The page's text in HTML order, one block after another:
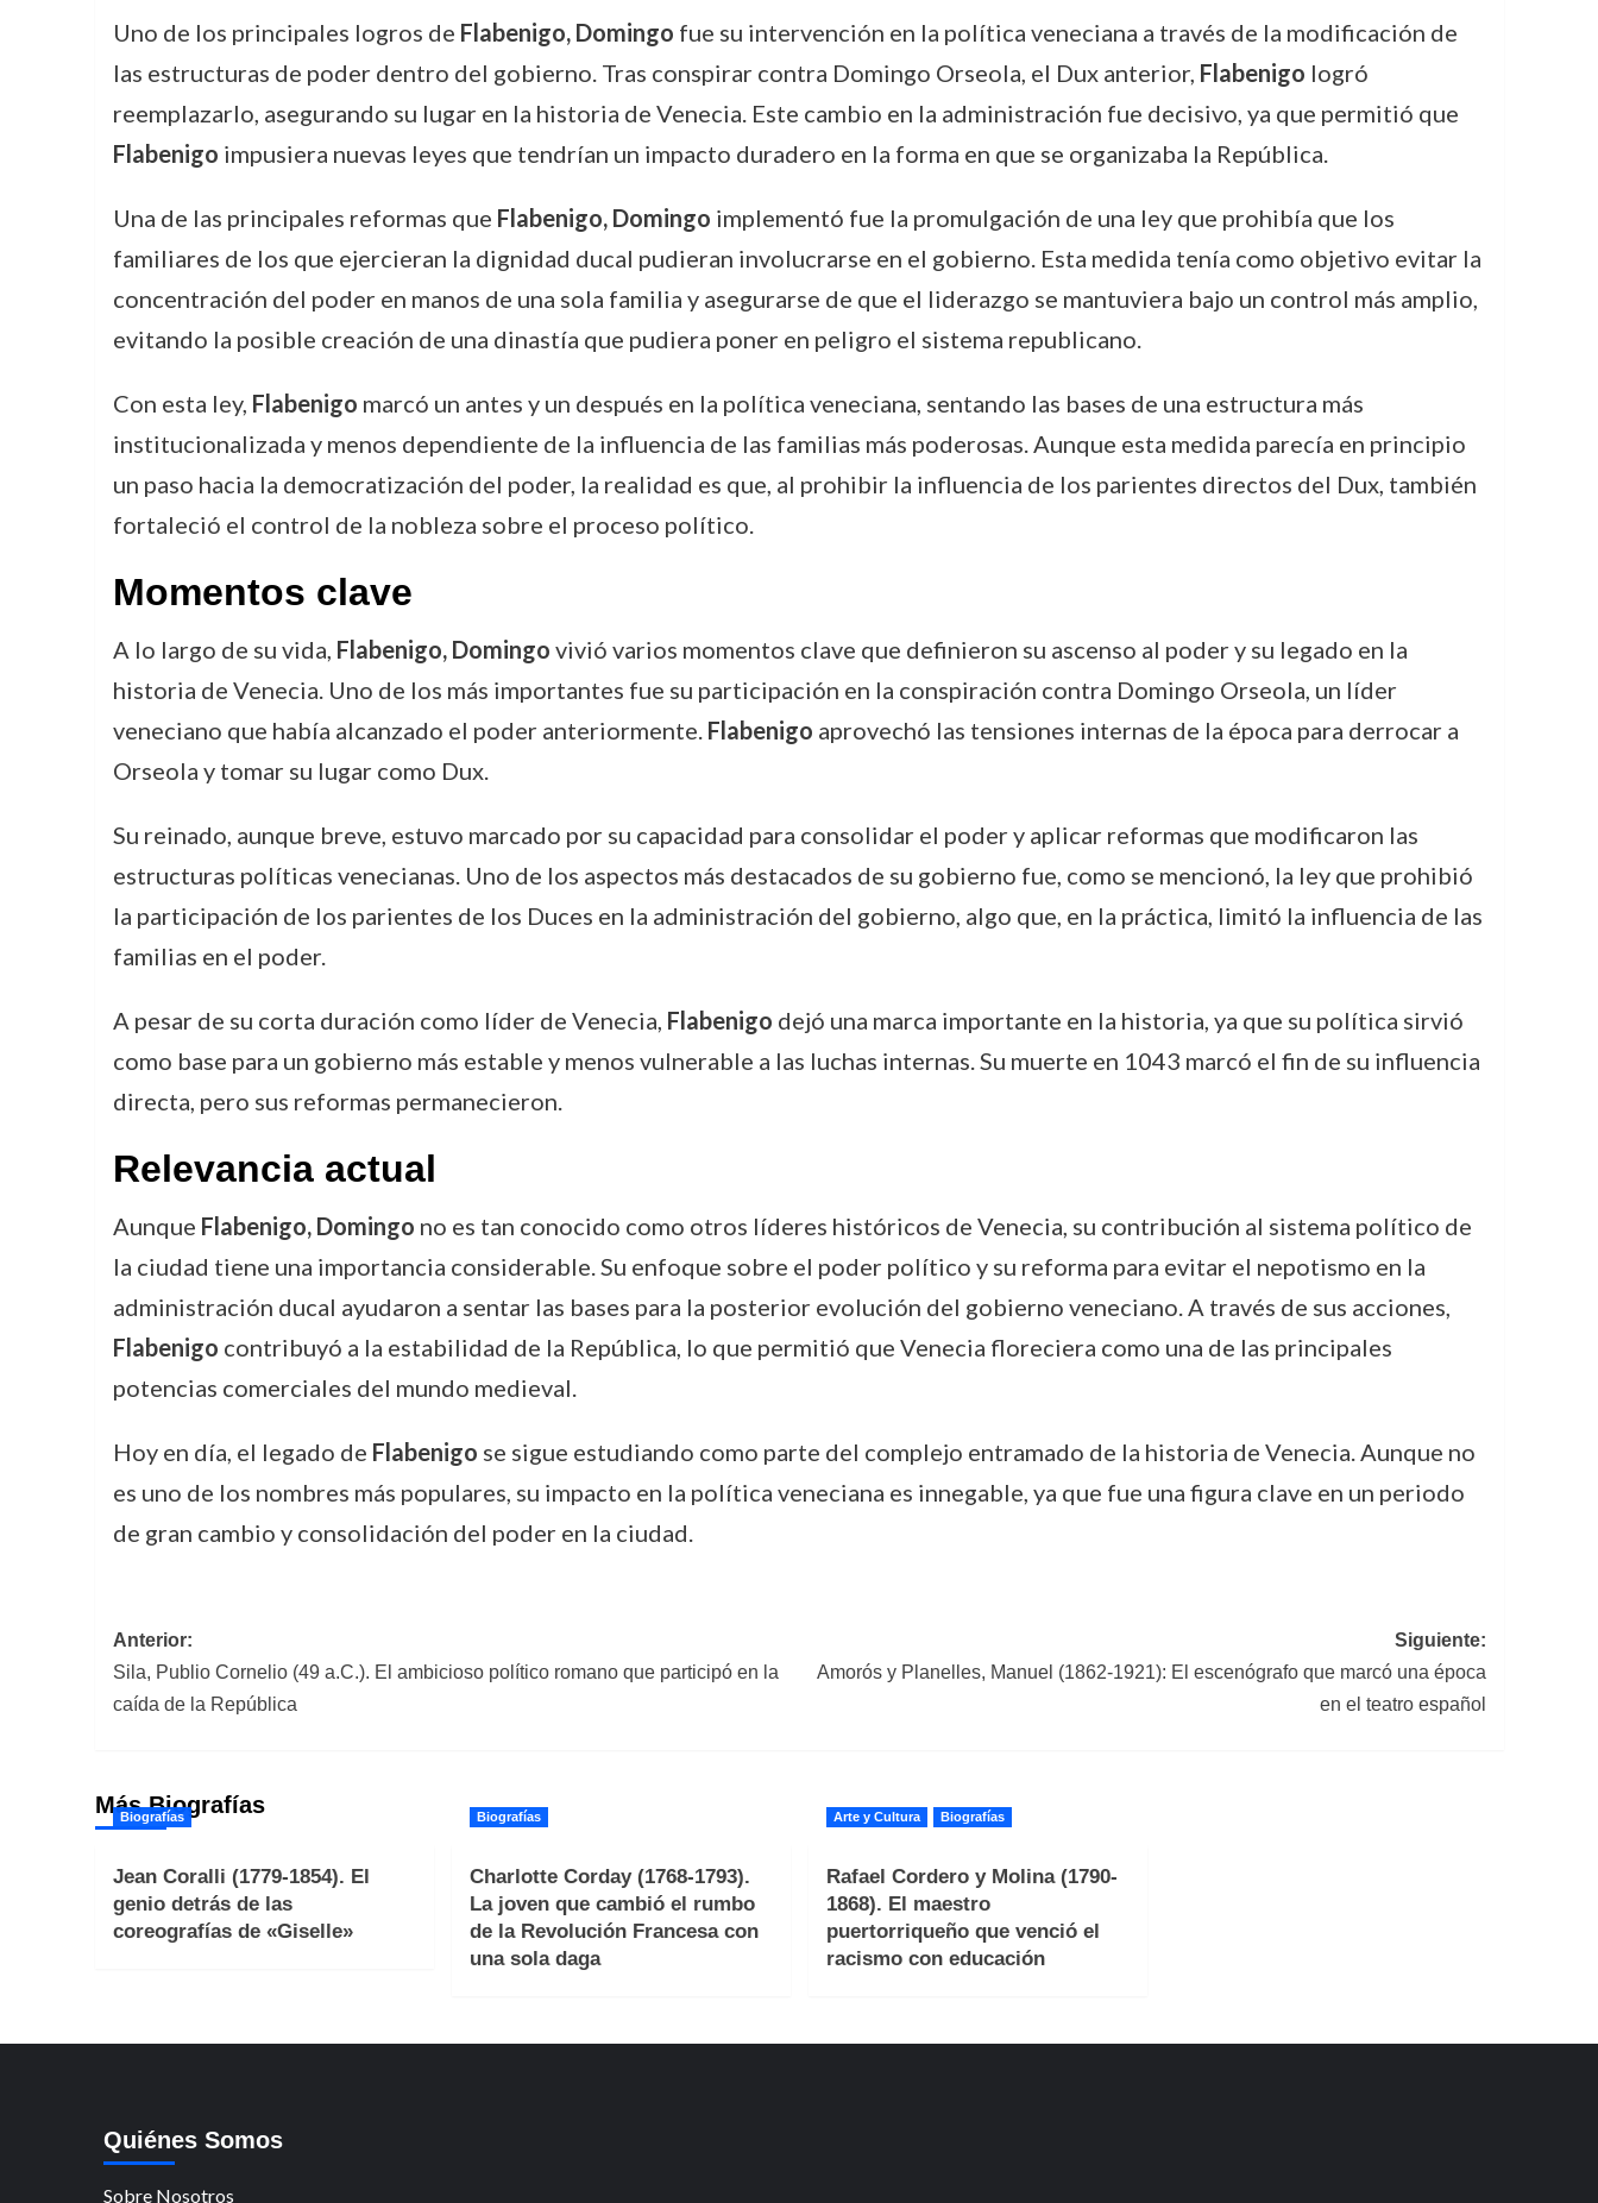
Uno de los principales logros de Flabenigo, Domingo fue su intervención en la política veneciana a través de la modificación de
las estructuras de poder dentro del gobierno. Tras conspirar contra Domingo Orseola, el Dux anterior, Flabenigo logró
reemplazarlo, asegurando su lugar en la historia de Venecia. Este cambio en la administración fue decisivo, ya que permitió que
Flabenigo impusiera nuevas leyes que tendrían un impacto duradero en la forma en que se organizaba la República.
Una de las principales reformas que Flabenigo, Domingo implementó fue la promulgación de una ley que prohibía que los
familiares de los que ejercieran la dignidad ducal pudieran involucrarse en el gobierno. Esta medida tenía como objetivo evitar la
concentración del poder en manos de una sola familia y asegurarse de que el liderazgo se mantuviera bajo un control más amplio,
evitando la posible creación de una dinastía que pudiera poner en peligro el sistema republicano.
Con esta ley, Flabenigo marcó un antes y un después en la política veneciana, sentando las bases de una estructura más
institucionalizada y menos dependiente de la influencia de las familias más poderosas. Aunque esta medida parecía en principio
un paso hacia la democratización del poder, la realidad es que, al prohibir la influencia de los parientes directos del Dux, también
fortaleció el control de la nobleza sobre el proceso político.
Momentos clave
A lo largo de su vida, Flabenigo, Domingo vivió varios momentos clave que definieron su ascenso al poder y su legado en la
historia de Venecia. Uno de los más importantes fue su participación en la conspiración contra Domingo Orseola, un líder
veneciano que había alcanzado el poder anteriormente. Flabenigo aprovechó las tensiones internas de la época para derrocar a
Orseola y tomar su lugar como Dux.
Su reinado, aunque breve, estuvo marcado por su capacidad para consolidar el poder y aplicar reformas que modificaron las
estructuras políticas venecianas. Uno de los aspectos más destacados de su gobierno fue, como se mencionó, la ley que prohibió
la participación de los parientes de los Duces en la administración del gobierno, algo que, en la práctica, limitó la influencia de las
familias en el poder.
A pesar de su corta duración como líder de Venecia, Flabenigo dejó una marca importante en la historia, ya que su política sirvió
como base para un gobierno más estable y menos vulnerable a las luchas internas. Su muerte en 1043 marcó el fin de su influencia
directa, pero sus reformas permanecieron.
Relevancia actual
Aunque Flabenigo, Domingo no es tan conocido como otros líderes históricos de Venecia, su contribución al sistema político de
la ciudad tiene una importancia considerable. Su enfoque sobre el poder político y su reforma para evitar el nepotismo en la
administración ducal ayudaron a sentar las bases para la posterior evolución del gobierno veneciano. A través de sus acciones,
Flabenigo contribuyó a la estabilidad de la República, lo que permitió que Venecia floreciera como una de las principales
potencias comerciales del mundo medieval.
Hoy en día, el legado de Flabenigo se sigue estudiando como parte del complejo entramado de la historia de Venecia. Aunque no
es uno de los nombres más populares, su impacto en la política veneciana es innegable, ya que fue una figura clave en un periodo
de gran cambio y consolidación del poder en la ciudad.
Navegación
de
Anterior:
Sila, Publio Cornelio (49 a.C.). El ambicioso político romano que participó en la
caída de la República
Siguiente:
Amorós y Planelles, Manuel (1862-1921): El escenógrafo que marcó una época
en el teatro español
Más Biografías
Biografías
Jean Coralli (1779-1854). El
genio detrás de las
coreografías de «Giselle»
Biografías
Charlotte Corday (1768-1793).
La joven que cambió el rumbo
de la Revolución Francesa con
una sola daga
Arte y Cultura Biografías
Rafael Cordero y Molina (1790-
1868). El maestro
puertorriqueño que venció el
racismo con educación
Quiénes Somos
Sobre Nosotros